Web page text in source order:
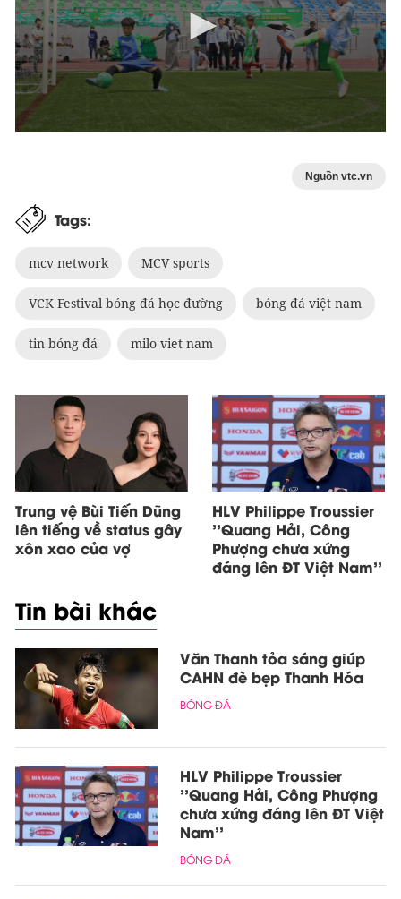
Nguồn vtc.vn
Tags:
mcv network MCV sports
VCK Festival bóng đá học đường bóng đá việt nam
tin bóng đá milo viet nam
Trung vệ Bùi Tiến Dũng
lên tiếng về status gây
xôn xao của vợ
HLV Philippe Troussier
''Quang Hải, Công
Phượng chưa xứng
đáng lên ĐT Việt Nam''
Tin bài khác
Văn Thanh tỏa sáng giúp
CAHN đè bẹp Thanh Hóa
BÓNG ĐÁ
HLV Philippe Troussier
''Quang Hải, Công Phượng
chưa xứng đáng lên ĐT Việt
Nam''
BÓNG ĐÁ